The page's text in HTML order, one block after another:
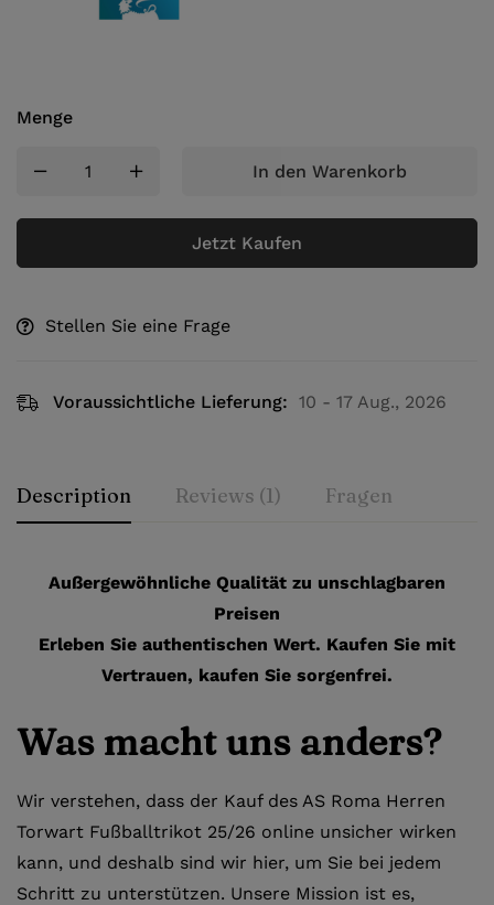
Menge
In den Warenkorb
Jetzt Kaufen
Stellen Sie eine Frage
Voraussichtliche Lieferung: 10 - 17 Aug., 2026
Description Reviews (1) Fragen
Außergewöhnliche Qualität zu unschlagbaren
Preisen
Erleben Sie authentischen Wert. Kaufen Sie mit
Vertrauen, kaufen Sie sorgenfrei.
Was macht uns anders?
Wir verstehen, dass der Kauf des AS Roma Herren
Torwart Fußballtrikot 25/26 online unsicher wirken
kann, und deshalb sind wir hier, um Sie bei jedem
Schritt zu unterstützen. Unsere Mission ist es,